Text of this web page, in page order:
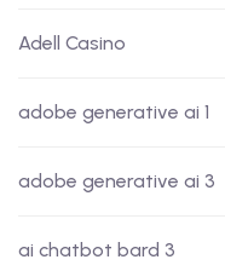
Adell Casino
adobe generative ai 1
adobe generative ai 3
ai chatbot bard 3